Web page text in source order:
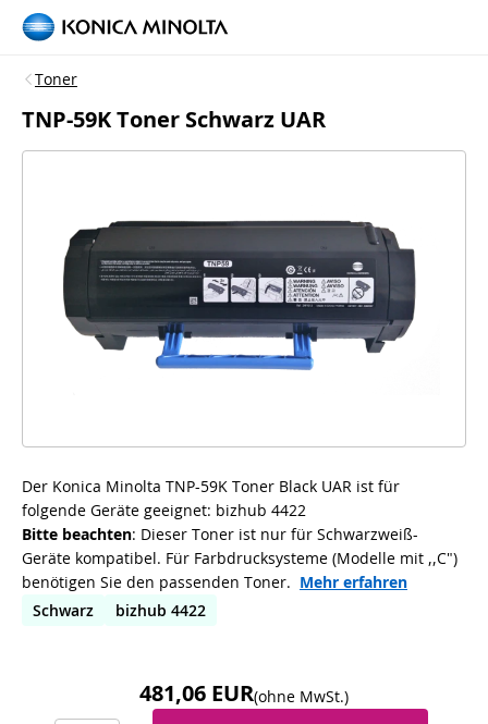
Toner
TNP-59K Toner Schwarz UAR
Der Konica Minolta TNP-59K Toner Black UAR ist für
folgende Geräte geeignet: bizhub 4422
Bitte beachten: Dieser Toner ist nur für Schwarzweiß-
Geräte kompatibel. Für Farbdrucksysteme (Modelle mit ,,C")
benötigen Sie den passenden Toner. Mehr erfahren
Schwarz
bizhub 4422
481,06 EUR(ohne MwSt.)